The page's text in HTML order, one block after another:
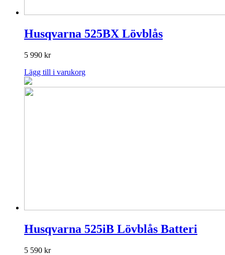
Husqvarna 525BX Lövblås
5 990 kr
Lägg till i varukorg
Husqvarna 525iB Lövblås Batteri
5 590 kr